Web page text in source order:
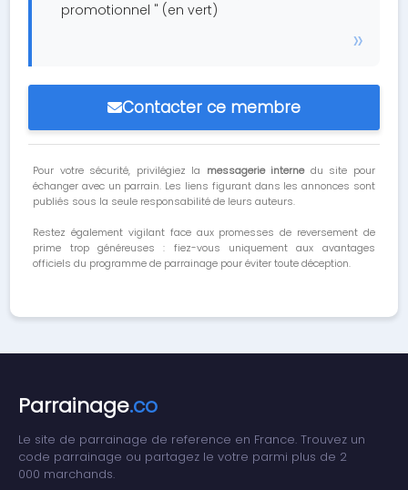
promotionnel " (en vert)
Contacter ce membre
Pour votre sécurité, privilégiez la messagerie internedu site pour
échanger avec un parrain. Les liens figurant dans les annonces sont
publiés sous la seule responsabilité de leurs auteurs.
Restez également vigilant face aux promesses de reversement de
prime trop généreuses : fiez-vous uniquement aux avantages
officiels du programme de parrainage pour éviter toute déception.
Parrainage.co
Le site de parrainage de reference en France. Trouvez un
code parrainage ou partagez le votre parmi plus de 2
000 marchands.